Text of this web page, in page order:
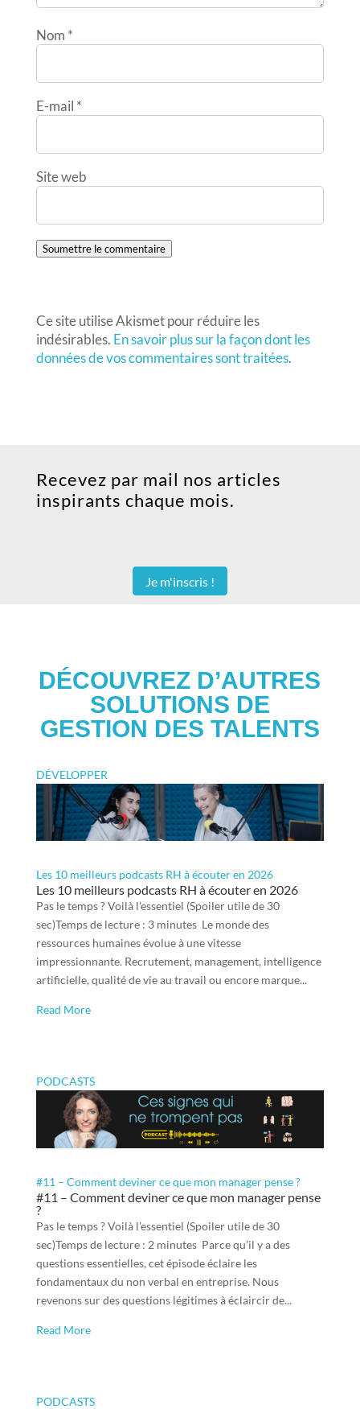
Nom *
E-mail *
Site web
Soumettre le commentaire
Ce site utilise Akismet pour réduire les
indésirables. En savoir plus sur la façon dont les
données de vos commentaires sont traitées.
Recevez par mail nos articles
inspirants chaque mois.
Je m'inscris !
DÉCOUVREZ D’AUTRES
SOLUTIONS DE
GESTION DES TALENTS
DÉVELOPPER
Les 10 meilleurs podcasts RH à écouter en 2026
Les 10 meilleurs podcasts RH à écouter en 2026
Pas le temps ? Voilà l’essentiel (Spoiler utile de 30
sec)Temps de lecture : 3 minutes Le monde des
ressources humaines évolue à une vitesse
impressionnante. Recrutement, management, intelligence
artificielle, qualité de vie au travail ou encore marque...
Read More
PODCASTS
#11 – Comment deviner ce que mon manager pense ?
#11 – Comment deviner ce que mon manager pense
?
Pas le temps ? Voilà l’essentiel (Spoiler utile de 30
sec)Temps de lecture : 2 minutes Parce qu’il y a des
questions essentielles, cet épisode éclaire les
fondamentaux du non verbal en entreprise. Nous
revenons sur des questions légitimes à éclaircir de...
Read More
PODCASTS